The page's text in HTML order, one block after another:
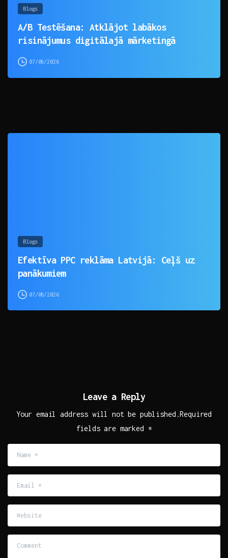
Blogs
A/B Testēšana: Atklājot labākos
risinājumus digitālajā mārketingā
07/08/2026
Blogs
Efektīva PPC reklāma Latvijā: Ceļš uz
panākumiem
07/08/2026
Leave a Reply
Your email address will not be published.Required
fields are marked *
*
Website